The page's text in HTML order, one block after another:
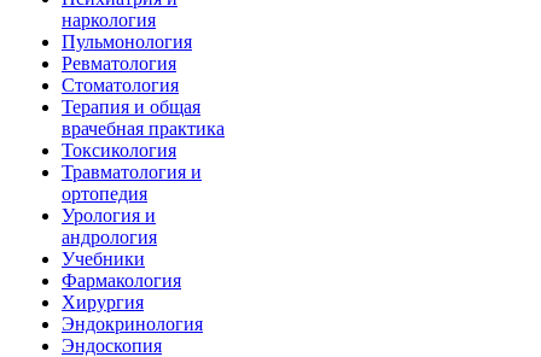
наркология
Пульмонология
Ревматология
Стоматология
Терапия и общая
врачебная практика
Токсикология
Травматология и
ортопедия
Урология и
андрология
Учебники
Фармакология
Хирургия
Эндокринология
Эндоскопия